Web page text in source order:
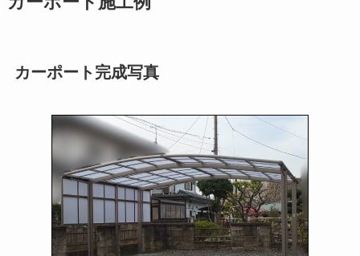
カーポート完成写真